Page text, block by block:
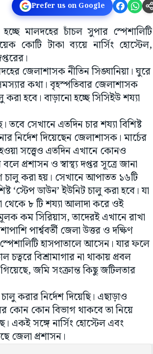
Prefer us on Google
মালদহের চাঁচল সুপার স্পেশালিটি
কোটি টাকা ব্যয়ে নার্সিং হোস্টেল,
জেলাশাসক নীতিন সিঙ্ঘানিয়া। ঘুরে
কথা। বৃহস্পতিবার জেলাশাসক
হবে। বাড়ানো হচ্ছে সিসিইউ শয্যা
তবে সেখানে এতদিন চার শয্যা বিশিষ্ট
নির্দেশ দিয়েছেন জেলাশাসক। মার্চের
সত্ত্বেও এতদিন এখানে কোনও
প্রশাসন ও স্বাস্থ্য দপ্তর সূত্রে জানা
করা হয়। সেখানে আপাতত ১৬টি
‘স্টেপ ডাউন’ ইউনিট চালু করা হবে। যা
৮ টি শয্যা আলাদা করে ওই
কম সিরিয়াস, তাদেরই এখানে রাখা
পার্শ্ববর্তী জেলা উত্তর ও দক্ষিণ
হাসপাতালে আসেন। যার ফলে
বিশ্রামাগার না থাকায় প্রবল
জমি সংক্রান্ত কিছু জটিলতার
করার নির্দেশ দিয়েছি। এছাড়াও
কোন কোন বিভাগ থাকবে তা নিয়ে
একই সঙ্গে নার্সিং হোস্টেল এবং
জেলা প্রশাসন।